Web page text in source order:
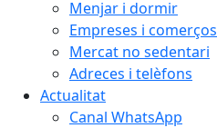
Menjar i dormir
Empreses i comerços
Mercat no sedentari
Adreces i telèfons
Actualitat
Canal WhatsApp